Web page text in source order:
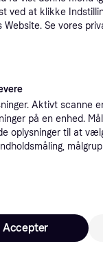
ved at klikke
Website. Se vores
Aktivt scanne
på en enhed.
oplysninger til at
Accepter